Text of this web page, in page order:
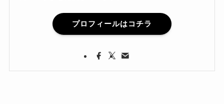
プロフィールはコチラ